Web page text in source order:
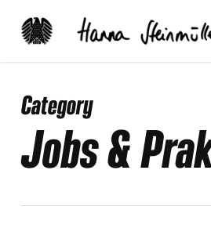
Category
Jobs &